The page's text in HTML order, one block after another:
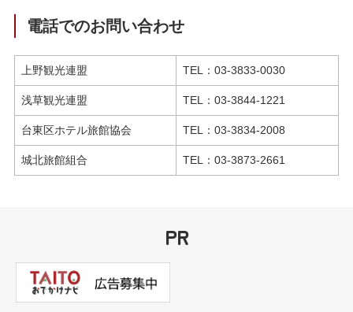
電話でのお問い合わせ
上野観光連盟 TEL：03-3833-0030
浅草観光連盟 TEL：03-3844-1221
台東区ホテル旅館協会 TEL：03-3834-2008
城北旅館組合 TEL：03-3873-2661
PR